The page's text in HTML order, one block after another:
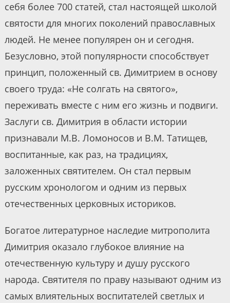
себя более 700 статей, стал настоящей школой
святости для многих поколений православных
людей. Не менее популярен он и сегодня.
Безусловно, этой популярности способствует
принцип, положенный св. Димитрием в основу
своего труда: «Не солгать на святого»,
переживать вместе с ним его жизнь и подвиги.
Заслуги св. Димитрия в области истории
признавали М.В. Ломоносов и В.М. Татищев,
воспитанные, как раз, на традициях,
заложенных святителем. Он стал первым
русским хронологом и одним из первых
отечественных церковных историков.
Богатое литературное наследие митрополита
Димитрия оказало глубокое влияние на
отечественную культуру и душу русского
народа. Святителя по праву называют одним из
самых влиятельных воспитателей светлых и